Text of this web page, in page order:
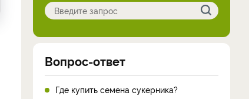
Вопрос-ответ
Где купить семена сукерника?